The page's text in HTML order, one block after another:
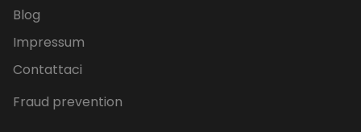
Blog
Impressum
Contattaci
Fraud prevention